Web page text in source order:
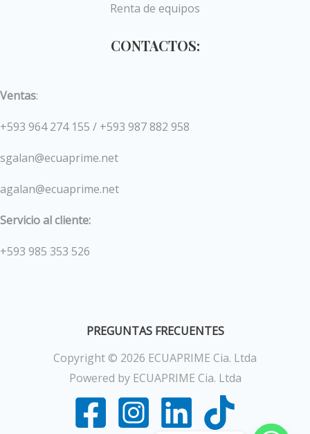
Renta de equipos
CONTACTOS:
Ventas:
+593 964 274 155 / +593 987 882 958
sgalan@ecuaprime.net
agalan@ecuaprime.net
Servicio al cliente:
+593 985 353 526
PREGUNTAS FRECUENTES
Copyright © 2026 ECUAPRIME Cia. Ltda
Powered by ECUAPRIME Cia. Ltda